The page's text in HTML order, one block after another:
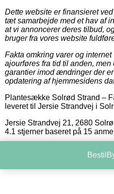
Dette website er finansieret
tæt samarbejde med et hav af
at vi annoncerer deres tilbud,
bruger fra vores website
Fakta omkring varer og
ajourføres fra tid til anden,
garantier imod ændringer der
opdatering af hjemmesidens
Plantesække Solrød Strand –
leveret til Jersie Strandvej i
Jersie Strandvej 21, 2680
4.1 stjerner baseret på 15